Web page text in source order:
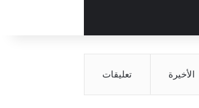
الأخيرة تعليقات